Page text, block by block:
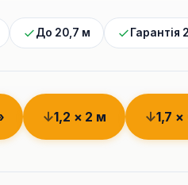
До 20,7 м Гарантія
1,2 × 2 м 1,7